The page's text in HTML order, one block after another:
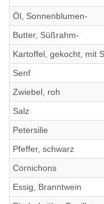
Öl, Sonnenblumen-
Butter, Süßrahm-
Kartoffel, gekocht, mit
Senf
Zwiebel, roh
Salz
Petersilie
Pfeffer, schwarz
Cornichons
Essig, Branntwein